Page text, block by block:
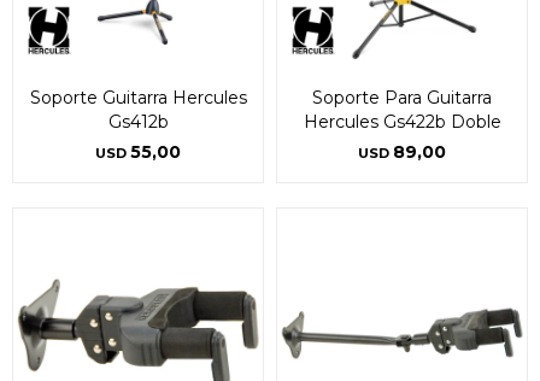
Soporte Guitarra Hercules
Gs412b
USD 55,00
Soporte Para Guitarra
Hercules Gs422b Doble
USD 89,00